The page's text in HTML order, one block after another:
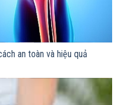
an toàn và hiệu quả